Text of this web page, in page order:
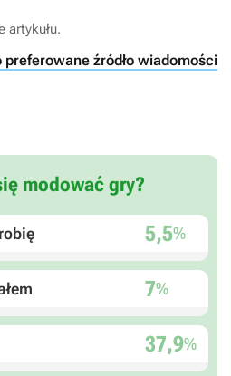
artykułu.
preferowane źródło wiadomości
modować gry?
5,5%
7%
37,9%